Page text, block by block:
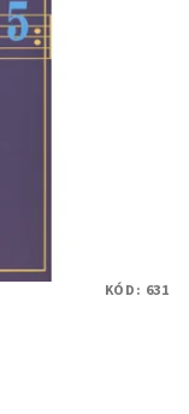
KÓD: 631